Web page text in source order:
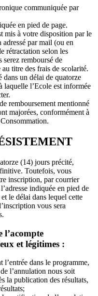
communiquée par
en pied de page.
mis à votre disposition par le
par mail (ou en
rétractation selon les
serez remboursé de
titre des frais de scolarité.
dans un délai de quatorze
laquelle l’Ecole est informée
remboursement mentionné
majorées, conformément à
(14) jours précité,
Toutefois, vous
inscription, par courrier
indiquée en pied de
le délai dans lequel cette
vous sera
l’acompte
et légitimes :
dans le programme,
l’annulation nous soit
la publication des résultats,